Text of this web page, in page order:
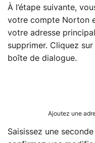
À l’étape suivante,
votre compte Norton
votre adresse
supprimer. Cliquez sur
boîte de dialogue.
Ajoutez une
Saisissez une